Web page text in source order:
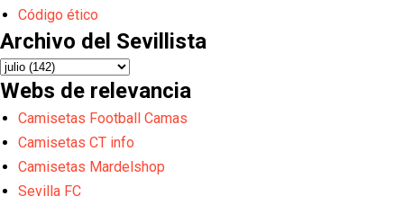
Código ético
Archivo del Sevillista
Webs de relevancia
Camisetas Football Camas
Camisetas CT info
Camisetas Mardelshop
Sevilla FC